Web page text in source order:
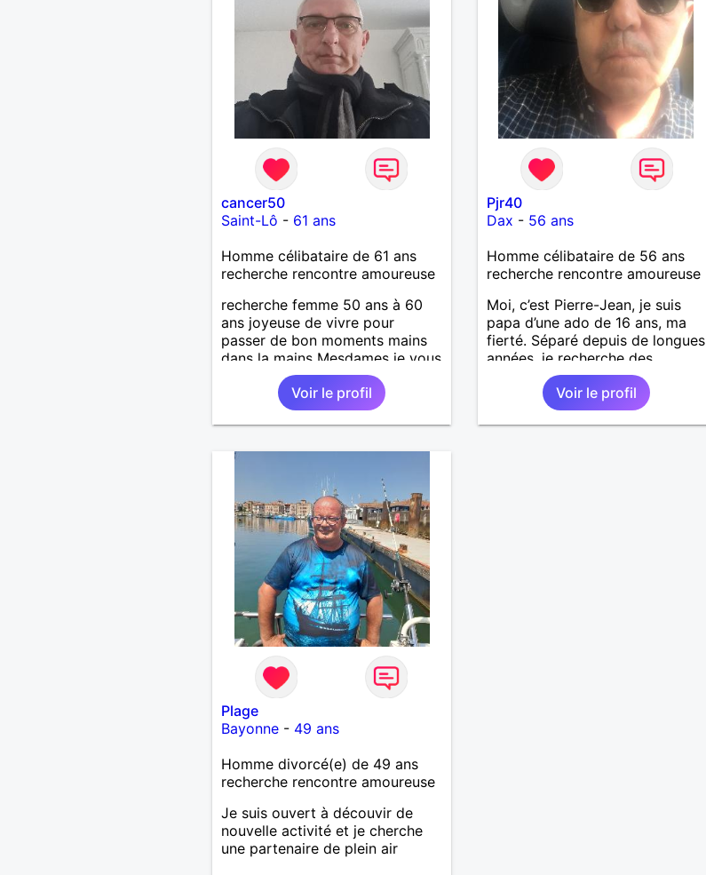
cancer50
Saint-Lô - 61 ans
Homme célibataire de 61 ans
recherche rencontre amoureuse
recherche femme 50 ans à 60
ans joyeuse de vivre pour
passer de bon moments mains
dans la mains Mesdames je vous
attend de vous lire .
Voir le profil
Pjr40
Dax - 56 ans
Homme célibataire de 56 ans
recherche rencontre amoureuse
Moi, c’est Pierre-Jean, je suis
papa d’une ado de 16 ans, ma
fierté. Séparé depuis de longues
années, je recherche des
affinités amicales afin de
rompre une solitude parfois
difficile à gérer ainsi que casser
le vague à l’âme. L’amitié reste
Voir le profil
Plage
Bayonne- 49 ans
Homme divorcé(e) de 49 ans
recherche rencontre amoureuse
Je suis ouvert à découvir de
nouvelle activité et je cherche
une partenaire de plein air